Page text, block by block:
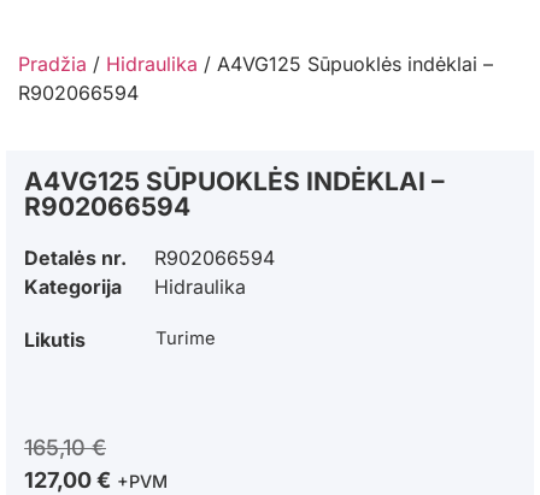
Pradžia / Hidraulika / A4VG125 Sūpuoklės indėklai –
R902066594
A4VG125 SŪPUOKLĖS INDĖKLAI –
R902066594
Detalės nr.
R902066594
Kategorija
Hidraulika
Likutis Turime
165,10€
127,00€ +PVM